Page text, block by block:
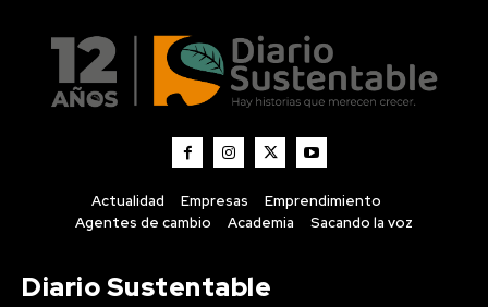
Actualidad Empresas
Emprendimiento
Agentes de cambio
Academia Sacando la voz
Diario Sustentable